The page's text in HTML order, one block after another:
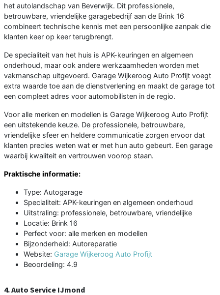
het autolandschap van Beverwijk. Dit professionele,
betrouwbare, vriendelijke garagebedrijf aan de Brink 16
combineert technische kennis met een persoonlijke aanpak die
klanten keer op keer terugbrengt.
De specialiteit van het huis is APK-keuringen en algemeen
onderhoud, maar ook andere werkzaamheden worden met
vakmanschap uitgevoerd. Garage Wijkeroog Auto Profijt voegt
extra waarde toe aan de dienstverlening en maakt de garage tot
een compleet adres voor automobilisten in de regio.
Voor alle merken en modellen is Garage Wijkeroog Auto Profijt
een uitstekende keuze. De professionele, betrouwbare,
vriendelijke sfeer en heldere communicatie zorgen ervoor dat
klanten precies weten wat er met hun auto gebeurt. Een garage
waarbij kwaliteit en vertrouwen voorop staan.
Praktische informatie:
Type: Autogarage
Specialiteit: APK-keuringen en algemeen onderhoud
Uitstraling: professionele, betrouwbare, vriendelijke
Locatie: Brink 16
Perfect voor: alle merken en modellen
Bijzonderheid: Autoreparatie
Website: Garage Wijkeroog Auto Profijt
Beoordeling: 4.9
4. Auto Service IJmond